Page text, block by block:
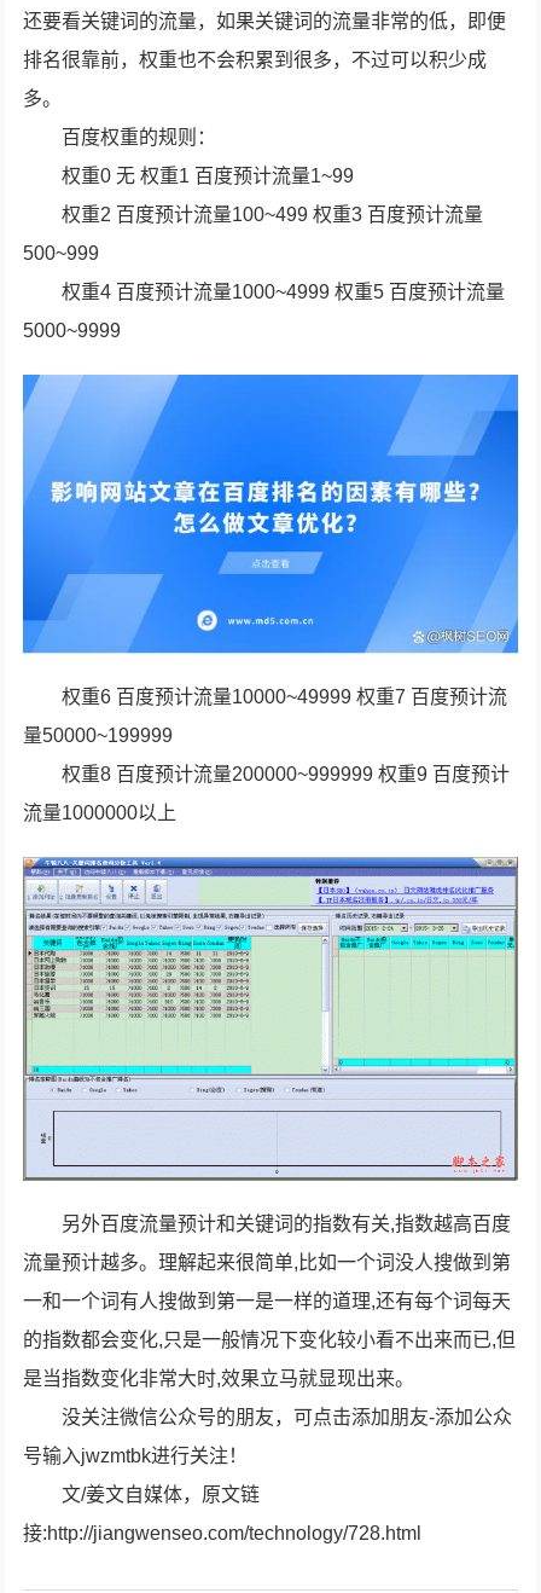
还要看关键词的流量，如果关键词的流量非常的低，即便
排名很靠前，权重也不会积累到很多，不过可以积少成
多。
百度权重的规则：
权重0 无 权重1 百度预计流量1~99
权重2 百度预计流量100~499 权重3 百度预计流量
500~999
权重4 百度预计流量1000~4999 权重5 百度预计流量
5000~9999
权重6 百度预计流量10000~49999 权重7 百度预计流
量50000~199999
权重8 百度预计流量200000~999999 权重9 百度预计
流量1000000以上
另外百度流量预计和关键词的指数有关,指数越高百度
流量预计越多。理解起来很简单,比如一个词没人搜做到第
一和一个词有人搜做到第一是一样的道理,还有每个词每天
的指数都会变化,只是一般情况下变化较小看不出来而已,但
是当指数变化非常大时,效果立马就显现出来。
没关注微信公众号的朋友，可点击添加朋友-添加公众
号输入jwzmtbk进行关注！
文/姜文自媒体，原文链
接:http://jiangwenseo.com/technology/728.html